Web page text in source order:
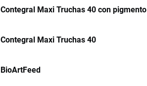
Contegral Maxi Truchas 40 con pigmento
Contegral Maxi Truchas 40
BioArtFeed